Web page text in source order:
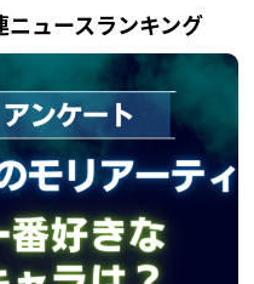
ティ：斉藤壮馬
ティ：佐藤拓也
：小林千晃
ニュースランキング